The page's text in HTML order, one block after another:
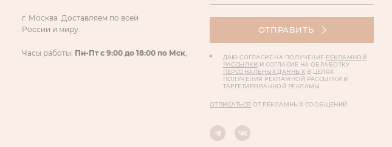
г. Москва. Доставляем по всей
России и миру.
Часы работы: Пн-Пт с 9:00 до 18:00 по Мск,
ОТПРАВИТЬ
ДАЮ СОГЛАСИЕ НА ПОЛУЧЕНИЕ РЕКЛАМНОЙ
РАССЫЛКИ И СОГЛАСИЕ НА ОБРАБОТКУ
ПЕРСОНАЛЬНЫХ ДАННЫХ В ЦЕЛЯХ
ПОЛУЧЕНИЯ РЕКЛАМНОЙ РАССЫЛКИ И
ТАРГЕТИРОВАННОЙ РЕКЛАМЫ
ОТПИСАТЬСЯ ОТ РЕКЛАМНЫХ СООБЩЕНИЙ